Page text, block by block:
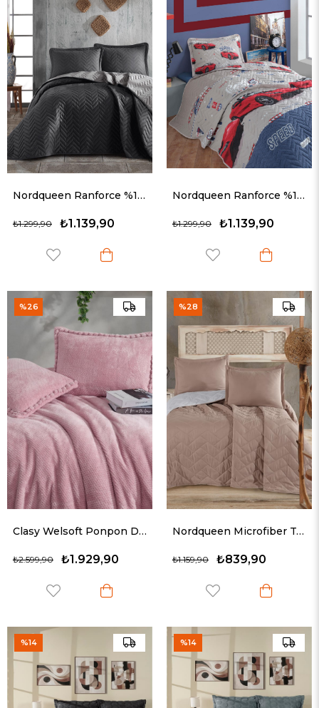
Nordqueen Ranforce %100 Pamuk Tek Kişilik Yatak Örtüsü Seti Prestige v7 Antrasit
₺1.139,90
₺1.299,90
Nordqueen Ranforce %100 Pamuk Tek Kişilik Yatak Örtüsü Seti Speed v1 Kırmızı
₺1.139,90
₺1.299,90
Clasy Welsoft Ponpon Detaylı Yatak Örtüsü Seti Tek Kişilik Masse Pudra
₺1.929,90
₺2.599,90
%26
Nordqueen Microfiber Tek Kişilik Yatak Örtüsü Seti Aragon V1 Bej
₺839,90
₺1.159,90
%28
%14 %14